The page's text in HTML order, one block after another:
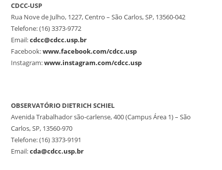
CDCC-USP
Rua Nove de Julho, 1227, Centro – São Carlos, SP, 13560-042
Telefone: (16) 3373-9772
Email:cdcc@cdcc.usp.br
Facebook:www.facebook.com/cdcc.usp
Instagram:www.instagram.com/cdcc.usp
OBSERVATÓRIO DIETRICH SCHIEL
Avenida Trabalhador são-carlense, 400 (Campus Área 1) – São
Carlos, SP, 13560-970
Telefone: (16) 3373-9191
Email:cda@cdcc.usp.br